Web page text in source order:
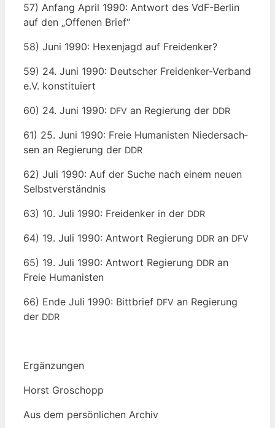
57) Anfang April 1990: Ant­wort des VdF-Ber­lin
auf den „Offe­nen Brief“
58) Juni 1990: Hexen­jagd auf Freidenker?
59) 24. Juni 1990: Deut­scher Frei­den­ker-Ver­band
e.V. konstituiert
60) 24. Juni 1990: DFV an Regie­rung der DDR
61) 25. Juni 1990: Freie Huma­nis­ten Nie­der­sach­
sen an Regie­rung der DDR
62) Juli 1990: Auf der Suche nach einem neu­en
Selbstverständnis
63) 10. Juli 1990: Frei­den­ker in der DDR
64) 19. Juli 1990: Ant­wort Regie­rung DDR an DFV
65) 19. Juli 1990: Ant­wort Regie­rung DDR an
Freie Humanisten
66) Ende Juli 1990: Bitt­brief DFV an Regie­rung
der DDR
Ergän­zun­gen
Horst Gro­schopp
Aus dem per­sön­li­chen Archiv